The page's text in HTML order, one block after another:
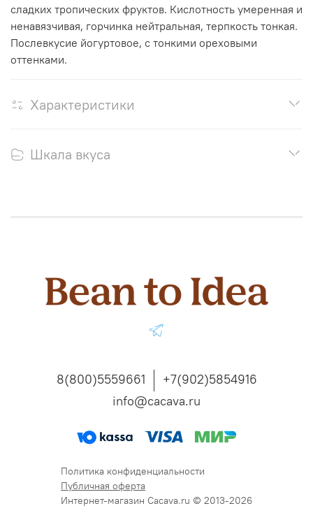
сладких тропических фруктов. Кислотность умеренная и
ненавязчивая, горчинка нейтральная, терпкость тонкая.
Послевкусие йогуртовое, с тонкими ореховыми
оттенками.
Характеристики
Шкала вкуса
8(800)5559661
+7(902)5854916
info@cacava.ru
Политика конфиденциальности
Публичная оферта
Интернет-магазин Cacava.ru © 2013-2026